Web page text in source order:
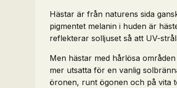
Hästar är från naturens sida
pigmentet melanin i huden är
reflekterar solljuset så att UV-
Men hästar med hårlösa
mer utsatta för en vanlig
öronen, runt ögonen och på vita